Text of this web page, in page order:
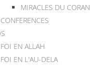
MIRACLES DU CORAN
CONFERENCES
FOI EN ALLAH
FOI EN L'AU-DELA